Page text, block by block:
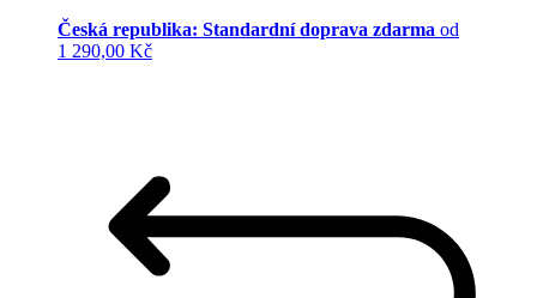
Česká republika: Standardní doprava zdarma od
1 290,00 Kč